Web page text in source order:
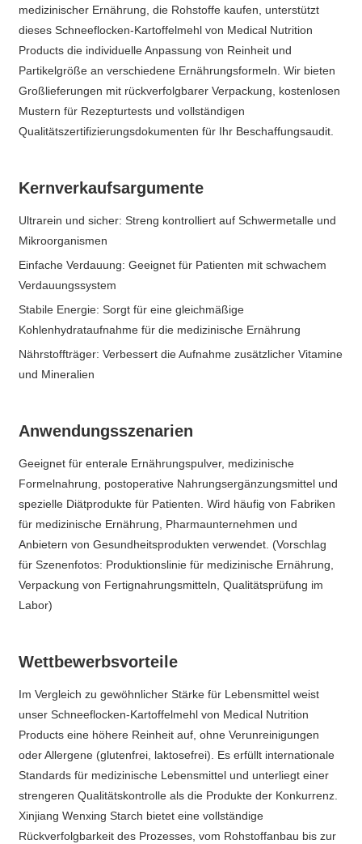
medizinischer Ernährung, die Rohstoffe kaufen, unterstützt
dieses Schneeflocken-Kartoffelmehl von Medical Nutrition
Products die individuelle Anpassung von Reinheit und
Partikelgröße an verschiedene Ernährungsformeln. Wir bieten
Großlieferungen mit rückverfolgbarer Verpackung, kostenlosen
Mustern für Rezepturtests und vollständigen
Qualitätszertifizierungsdokumenten für Ihr Beschaffungsaudit.
Kernverkaufsargumente
Ultrarein und sicher: Streng kontrolliert auf Schwermetalle und
Mikroorganismen
Einfache Verdauung: Geeignet für Patienten mit schwachem
Verdauungssystem
Stabile Energie: Sorgt für eine gleichmäßige
Kohlenhydrataufnahme für die medizinische Ernährung
Nährstoffträger: Verbessert die Aufnahme zusätzlicher Vitamine
und Mineralien
Anwendungsszenarien
Geeignet für enterale Ernährungspulver, medizinische
Formelnahrung, postoperative Nahrungsergänzungsmittel und
spezielle Diätprodukte für Patienten. Wird häufig von Fabriken
für medizinische Ernährung, Pharmaunternehmen und
Anbietern von Gesundheitsprodukten verwendet. (Vorschlag
für Szenenfotos: Produktionslinie für medizinische Ernährung,
Verpackung von Fertignahrungsmitteln, Qualitätsprüfung im
Labor)
Wettbewerbsvorteile
Im Vergleich zu gewöhnlicher Stärke für Lebensmittel weist
unser Schneeflocken-Kartoffelmehl von Medical Nutrition
Products eine höhere Reinheit auf, ohne Verunreinigungen
oder Allergene (glutenfrei, laktosefrei). Es erfüllt internationale
Standards für medizinische Lebensmittel und unterliegt einer
strengeren Qualitätskontrolle als die Produkte der Konkurrenz.
Xinjiang Wenxing Starch bietet eine vollständige
Rückverfolgbarkeit des Prozesses, vom Rohstoffanbau bis zur